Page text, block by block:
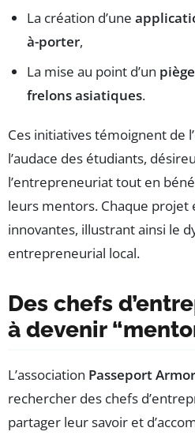
La création d’une
à-porter,
La mise au point d’un
frelons asiatiques.
Ces initiatives témoignent de
l’audace des étudiants,
l’entrepreneuriat tout en
leurs mentors. Chaque projet
innovantes, illustrant ainsi le
entrepreneurial local.
Des chefs
à devenir
L’association Passeport
rechercher des chefs
partager leur savoir et